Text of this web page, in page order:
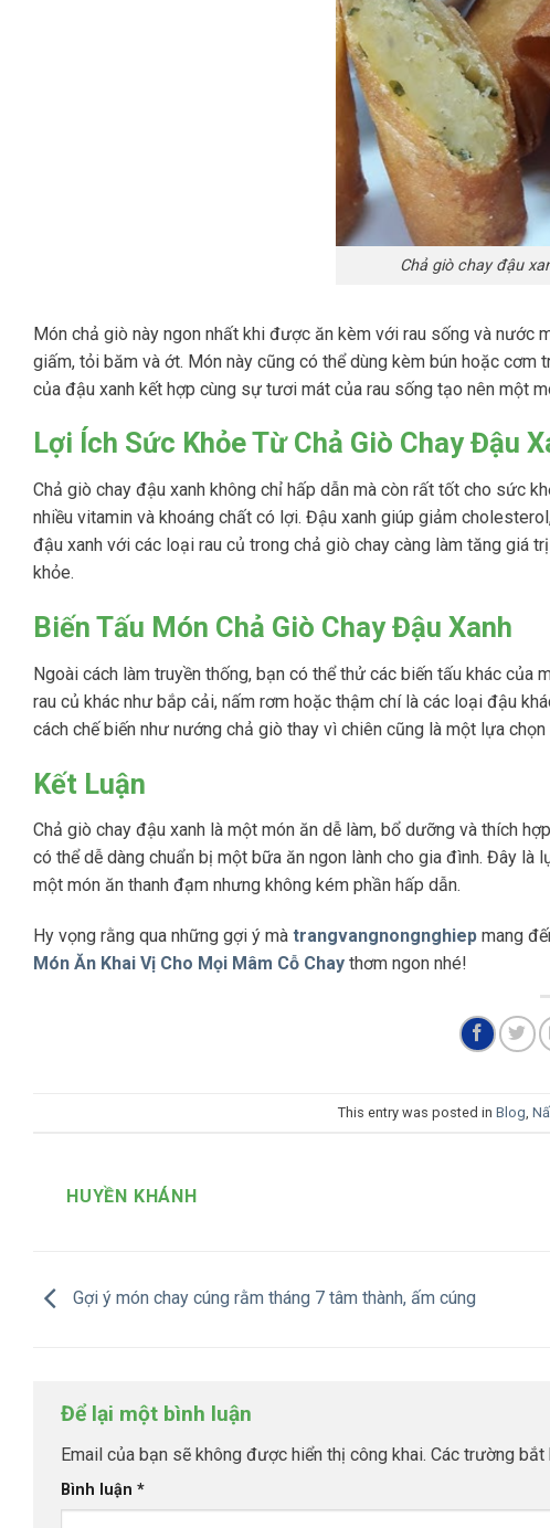
Chả giò chay đậu
Món chả giò này ngon nhất khi được ăn kèm với rau sống và
giấm, tỏi băm và ớt. Món này cũng có thể dùng kèm bún hoặc
của đậu xanh kết hợp cùng sự tươi mát của rau sống tạo nên một
Lợi Ích Sức Khỏe Từ Chả Giò Chay Đậu
Chả giò chay đậu xanh không chỉ hấp dẫn mà còn rất tốt cho sức
nhiều vitamin và khoáng chất có lợi. Đậu xanh giúp giảm
đậu xanh với các loại rau củ trong chả giò chay càng làm tăng giá
khỏe.
Biến Tấu Món Chả Giò Chay Đậu Xanh
Ngoài cách làm truyền thống, bạn có thể thử các biến tấu khác của
rau củ khác như bắp cải, nấm rơm hoặc thậm chí là các loại đậu
cách chế biến như nướng chả giò thay vì chiên cũng là một lựa
Kết Luận
Chả giò chay đậu xanh là một món ăn dễ làm, bổ dưỡng và thích
có thể dễ dàng chuẩn bị một bữa ăn ngon lành cho gia đình. Đây
một món ăn thanh đạm nhưng không kém phần hấp dẫn.
Hy vọng rằng qua những gợi ý mà trangvangnongnghiep mang
Món Ăn Khai Vị Cho Mọi Mâm Cỗ Chay thơm ngon nhé!
This entry was posted in Blog
HUYỀN KHÁNH
Gợi ý món chay cúng rằm tháng 7 tâm thành, ấm cúng
Để lại một bình luận
Email của bạn sẽ không được hiển thị công khai. Các trường
Bình luận *